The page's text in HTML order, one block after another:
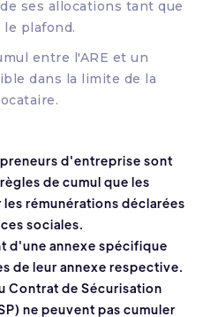
ses allocations tant que
le plafond.
entre l'ARE et un
dans la limite de la
d'entreprise sont
de cumul que les
les rémunérations déclarées
sociales.
d'une annexe spécifique
de leur annexe respective.
Contrat de Sécurisation
ne peuvent pas cumuler